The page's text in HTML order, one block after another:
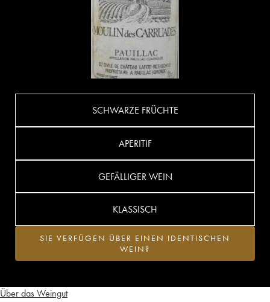
Über das Weingut
SCHWARZE FRÜCHTE
APERITIF
GEFÄLLIGER WEIN
KLASSISCH
SIE VERFÜGEN ÜBER EINEN IDENTISCHEN
WEIN?